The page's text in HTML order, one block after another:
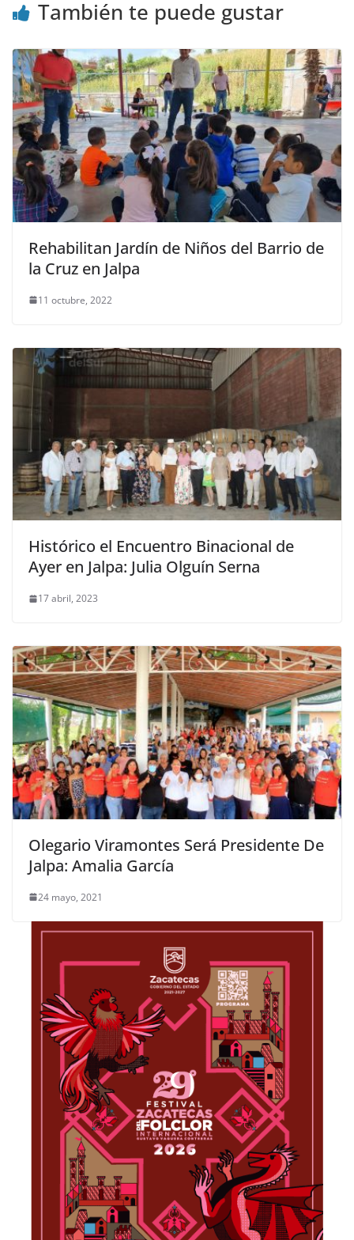
También te puede gustar
Rehabilitan Jardín de Niños del Barrio de
la Cruz en Jalpa
11 octubre, 2022
Histórico el Encuentro Binacional de
Ayer en Jalpa: Julia Olguín Serna
17 abril, 2023
Olegario Viramontes Será Presidente De
Jalpa: Amalia García
24 mayo, 2021